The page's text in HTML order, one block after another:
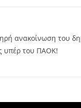
ανακοίνωση του
υπέρ του ΠΑΟΚ!